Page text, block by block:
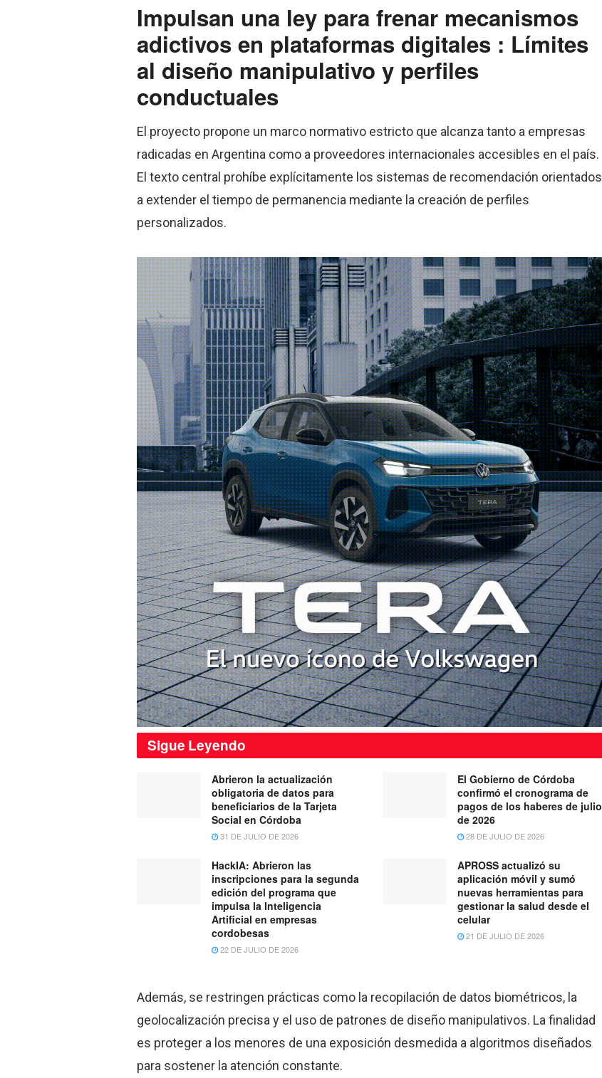
Impulsan una ley para frenar mecanismos
adictivos en plataformas digitales : Límites
al diseño manipulativo y perfiles
conductuales
El proyecto propone un marco normativo estricto que alcanza tanto a empresas
radicadas en Argentina como a proveedores internacionales accesibles en el país.
El texto central prohíbe explícitamente los sistemas de recomendación orientados
a extender el tiempo de permanencia mediante la creación de perfiles
personalizados.
Sigue Leyendo
Abrieron la actualización
obligatoria de datos para
beneficiarios de la Tarjeta
Social en Córdoba
31 DE JULIO DE 2026
El Gobierno de Córdoba
confirmó el cronograma de
pagos de los haberes de julio
de 2026
28 DE JULIO DE 2026
HackIA: Abrieron las
inscripciones para la segunda
edición del programa que
impulsa la Inteligencia
Artificial en empresas
cordobesas
22 DE JULIO DE 2026
APROSS actualizó su
aplicación móvil y sumó
nuevas herramientas para
gestionar la salud desde el
celular
21 DE JULIO DE 2026
Además, se restringen prácticas como la recopilación de datos biométricos, la
geolocalización precisa y el uso de patrones de diseño manipulativos. La finalidad
es proteger a los menores de una exposición desmedida a algoritmos diseñados
para sostener la atención constante.